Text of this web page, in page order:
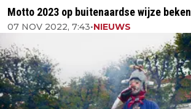
Motto 2023 op buitenaardse wijze
07 NOV 2022, 7:43•NIEUWS